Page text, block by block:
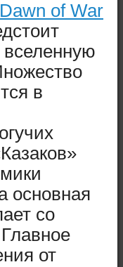
of War
вселенную
в
основная
со
Главное
от